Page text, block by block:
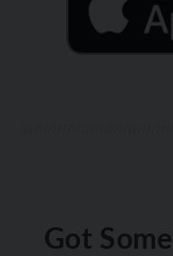
Got